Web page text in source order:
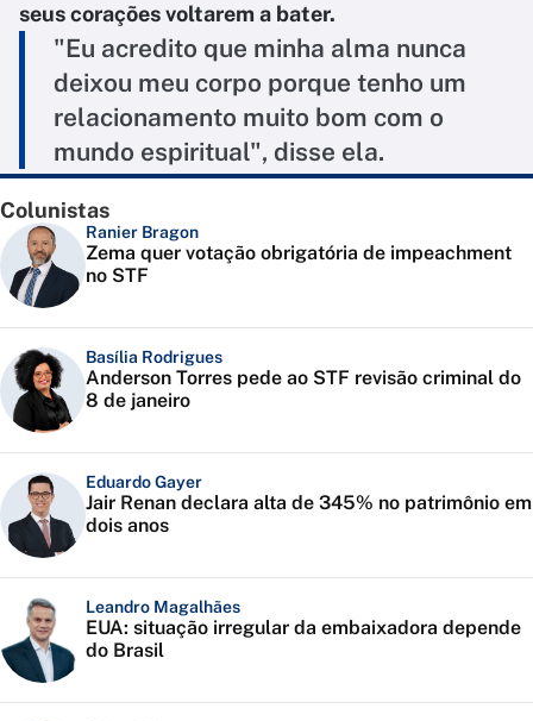
seus corações voltarem a bater.
"Eu acredito que minha alma nunca
deixou meu corpo porque tenho um
relacionamento muito bom com o
mundo espiritual", disse ela.
Colunistas
Ranier Bragon
Zema quer votação obrigatória de impeachment
no STF
Basília Rodrigues
Anderson Torres pede ao STF revisão criminal do
8 de janeiro
Eduardo Gayer
Jair Renan declara alta de 345% no patrimônio em
dois anos
Leandro Magalhães
EUA: situação irregular da embaixadora depende
do Brasil